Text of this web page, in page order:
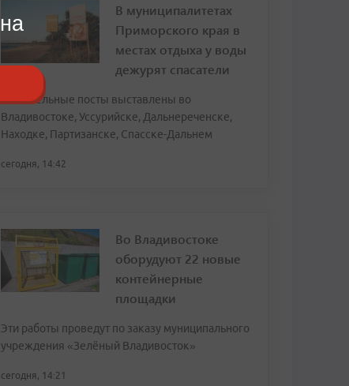
В муниципалитетах
Приморского края в
местах отдыха у воды
дежурят спасатели
Спасательные посты выставлены во
Владивостоке, Уссурийске, Дальнереченске,
Находке, Партизанске, Спасске-Дальнем
сегодня, 14:42
Во Владивостоке
оборудуют 22 новые
контейнерные
площадки
Эти работы проведут по заказу муниципального
учреждения «Зелёный Владивосток»
сегодня, 14:21